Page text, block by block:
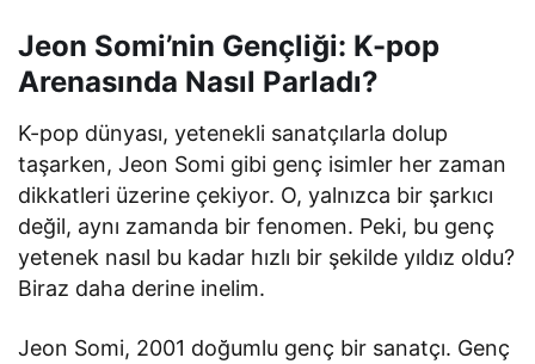
Jeon Somi’nin Gençliği: K-pop
Arenasında Nasıl Parladı?
K-pop dünyası, yetenekli sanatçılarla dolup
taşarken, Jeon Somi gibi genç isimler her zaman
dikkatleri üzerine çekiyor. O, yalnızca bir şarkıcı
değil, aynı zamanda bir fenomen. Peki, bu genç
yetenek nasıl bu kadar hızlı bir şekilde yıldız oldu?
Biraz daha derine inelim.
Jeon Somi, 2001 doğumlu genç bir sanatçı. Genç